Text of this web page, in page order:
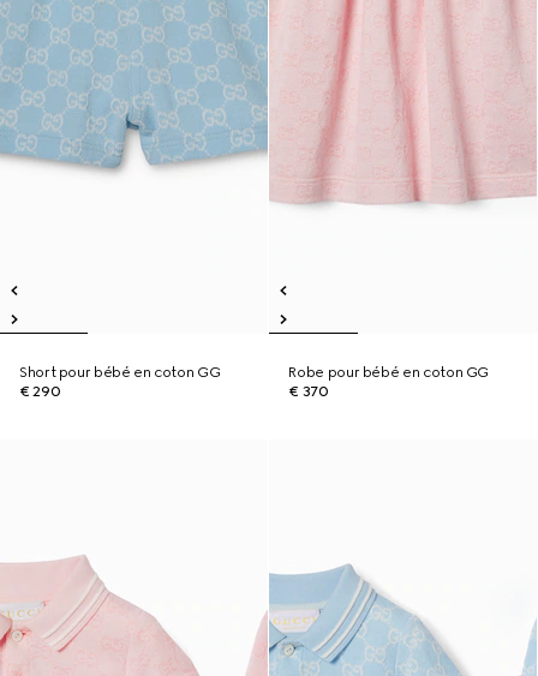
Short pour bébé en coton GG
€ 290
Robe pour bébé en coton GG
€ 370